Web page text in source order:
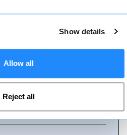
Show details
Allow all
Reject all